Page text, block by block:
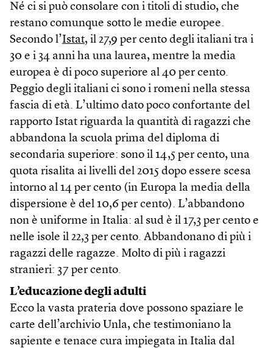
Né ci si può consolare con i titoli di studio, che
restano comunque sotto le medie europee.
Secondo l’Istat, il 27,9 per cento degli italiani tra i
30 e i 34 anni ha una laurea, mentre la media
europea è di poco superiore al 40 per cento.
Peggio degli italiani ci sono i romeni nella stessa
fascia di età. L’ultimo dato poco confortante del
rapporto Istat riguarda la quantità di ragazzi che
abbandona la scuola prima del diploma di
secondaria superiore: sono il 14,5 per cento, una
quota risalita ai livelli del 2015 dopo essere scesa
intorno al 14 per cento (in Europa la media della
dispersione è del 10,6 per cento). L’abbandono
non è uniforme in Italia: al sud è il 17,3 per cento e
nelle isole il 22,3 per cento. Abbandonano di più i
ragazzi delle ragazze. Molto di più i ragazzi
stranieri: 37 per cento.
L’educazione degli adulti
Ecco la vasta prateria dove possono spaziare le
carte dell’archivio Unla, che testimoniano la
sapiente e tenace cura impiegata in Italia dal